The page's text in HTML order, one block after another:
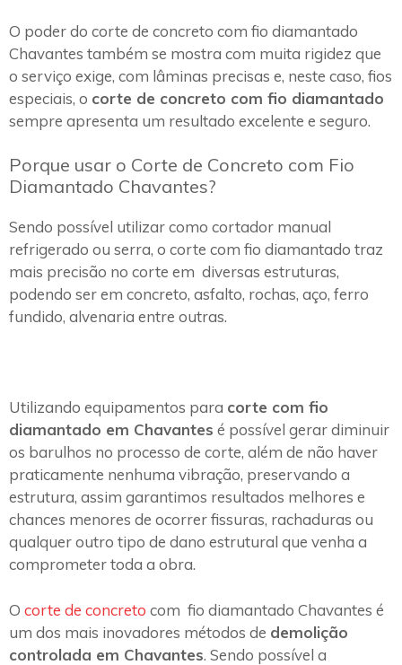
O poder do corte de concreto com fio diamantado
Chavantes também se mostra com muita rigidez que
o serviço exige, com lâminas precisas e, neste caso, fios
especiais, o corte de concreto com fio diamantado
sempre apresenta um resultado excelente e seguro.
Porque usar o Corte de Concreto com Fio
Diamantado Chavantes?
Sendo possível utilizar como cortador manual
refrigerado ou serra, o corte com fio diamantado traz
mais precisão no corte em diversas estruturas,
podendo ser em concreto, asfalto, rochas, aço, ferro
fundido, alvenaria entre outras.
Utilizando equipamentos para corte com fio
diamantado em Chavantes é possível gerar diminuir
os barulhos no processo de corte, além de não haver
praticamente nenhuma vibração, preservando a
estrutura, assim garantimos resultados melhores e
chances menores de ocorrer fissuras, rachaduras ou
qualquer outro tipo de dano estrutural que venha a
comprometer toda a obra.
O corte de concreto com fio diamantado Chavantes é
um dos mais inovadores métodos de demolição
controlada em Chavantes. Sendo possível a